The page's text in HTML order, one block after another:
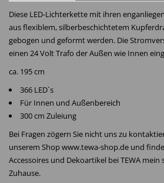
Diese LED-Lichterkette mit ihren
aus flexiblem, silberbeschichtetem
gebogen und geformt werden. Die
einen 24 Volt Trafo der Außen wie Innen
ca. 195 cm
366 LED´s
Für Innen und Außenbereich
300 cm Zuleiung
Bei Fragen zögern Sie nicht uns zu
unserem Shop www.tewa-shop.de und
Accessoires und Dekoartikel bei TEWA
Zuhause.